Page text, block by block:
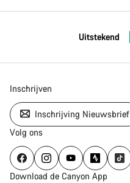
Uitstekend
Inschrijven
Inschrijving Nieuwsbrief
Volg ons
Download de Canyon App